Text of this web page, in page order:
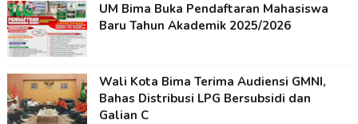
UM Bima Buka Pendaftaran Mahasiswa
Baru Tahun Akademik 2025/2026
Wali Kota Bima Terima Audiensi GMNI,
Bahas Distribusi LPG Bersubsidi dan
Galian C